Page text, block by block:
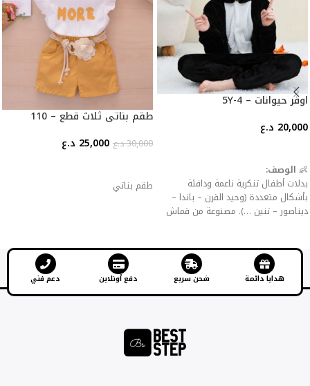
اوفر حيوانات – 4-5Y
20,000 د.ع
👶 الوصف:
بدلات أطفال تنكرية ناعمة ودافئة
بأشكال متعددة (وحيد القرن – باندا –
ديناصور – تنين …). مصنوعة من قماش
والخلع.
المميزات:
خامة مخملية ناعمة صديقة للبشرة.
مثالية كملابس منزلية، حفلات تنكرية،
طقم بناتي ثلاث قطع – 110
30,000د.ع 25,000 د.ع
طقم بناتي
هدايا دائمة شحن سريع دفع أونلاين دعم فني